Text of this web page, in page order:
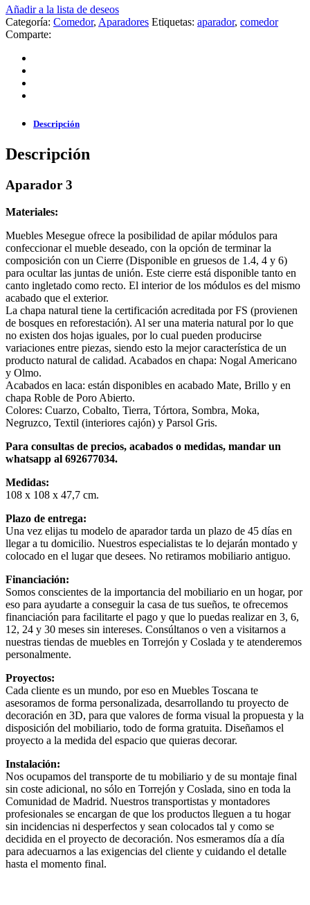
Añadir a la lista de deseos
Categoría: Comedor, Aparadores Etiquetas: aparador, comedor
Comparte:
Descripción
Descripción
Aparador 3
Materiales:
Muebles Mesegue ofrece la posibilidad de apilar módulos para
confeccionar el mueble deseado, con la opción de terminar la
composición con un Cierre (Disponible en gruesos de 1.4, 4 y 6)
para ocultar las juntas de unión. Este cierre está disponible tanto en
canto ingletado como recto. El interior de los módulos es del mismo
acabado que el exterior.
La chapa natural tiene la certificación acreditada por FS (provienen
de bosques en reforestación). Al ser una materia natural por lo que
no existen dos hojas iguales, por lo cual pueden producirse
variaciones entre piezas, siendo esto la mejor característica de un
producto natural de calidad. Acabados en chapa: Nogal Americano
y Olmo.
Acabados en laca: están disponibles en acabado Mate, Brillo y en
chapa Roble de Poro Abierto.
Colores: Cuarzo, Cobalto, Tierra, Tórtora, Sombra, Moka,
Negruzco, Textil (interiores cajón) y Parsol Gris.
Para consultas de precios, acabados o medidas, mandar un
whatsapp al 692677034.
Medidas:
108 x 108 x 47,7 cm.
Plazo de entrega:
Una vez elijas tu modelo de aparador tarda un plazo de 45 días en
llegar a tu domicilio. Nuestros especialistas te lo dejarán montado y
colocado en el lugar que desees. No retiramos mobiliario antiguo.
Financiación:
Somos conscientes de la importancia del mobiliario en un hogar, por
eso para ayudarte a conseguir la casa de tus sueños, te ofrecemos
financiación para facilitarte el pago y que lo puedas realizar en 3, 6,
12, 24 y 30 meses sin intereses. Consúltanos o ven a visitarnos a
nuestras tiendas de muebles en Torrejón y Coslada y te atenderemos
personalmente.
Proyectos:
Cada cliente es un mundo, por eso en Muebles Toscana te
asesoramos de forma personalizada, desarrollando tu proyecto de
decoración en 3D, para que valores de forma visual la propuesta y la
disposición del mobiliario, todo de forma gratuita. Diseñamos el
proyecto a la medida del espacio que quieras decorar.
Instalación:
Nos ocupamos del transporte de tu mobiliario y de su montaje final
sin coste adicional, no sólo en Torrejón y Coslada, sino en toda la
Comunidad de Madrid. Nuestros transportistas y montadores
profesionales se encargan de que los productos lleguen a tu hogar
sin incidencias ni desperfectos y sean colocados tal y como se
decidida en el proyecto de decoración. Nos esmeramos día a día
para adecuarnos a las exigencias del cliente y cuidando el detalle
hasta el momento final.